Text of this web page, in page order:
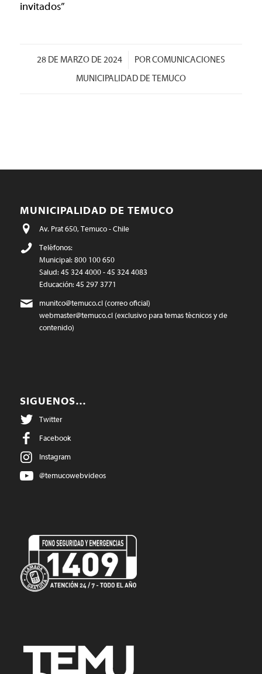
invitados”
28 DE MARZO DE 2024
/ PORCOMUNICACIONES
MUNICIPALIDAD DE TEMUCO
MUNICIPALIDAD DE TEMUCO
Av. Prat 650, Temuco - Chile
Teléfonos:
Municipal: 800 100 650
Salud: 45 324 4000 - 45 324 4083
Educación: 45 297 3771
munitco@temuco.cl(correo oficial)
webmaster@temuco.cl(exclusivo para temas técnicos y de
contenido)
SIGUENOS…
Twitter
Facebook
Instagram
@temucowebvideos